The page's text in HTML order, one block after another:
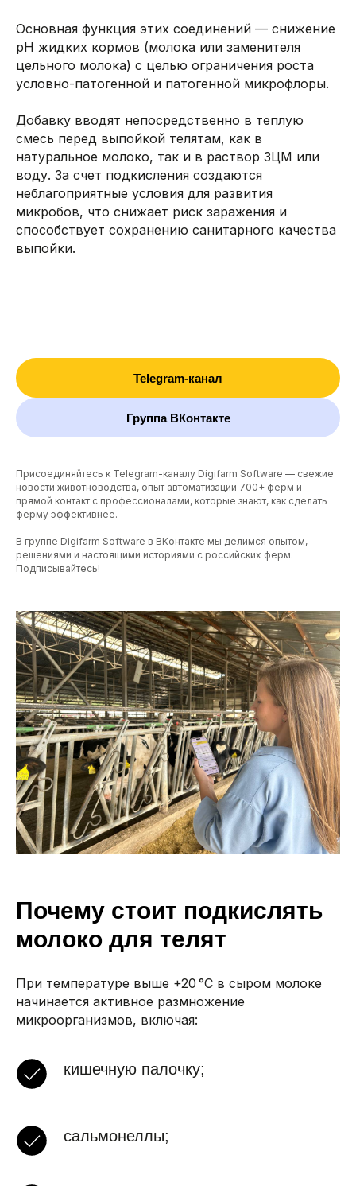
Основная функция этих соединений — снижение
pH жидких кормов (молока или заменителя
цельного молока) с целью ограничения роста
условно-патогенной и патогенной микрофлоры.
Добавку вводят непосредственно в теплую
смесь перед выпойкой телятам, как в
натуральное молоко, так и в раствор ЗЦМ или
воду. За счет подкисления создаются
неблагоприятные условия для развития
микробов, что снижает риск заражения и
способствует сохранению санитарного качества
выпойки.
Telegram-канал
Группа ВКонтакте
Присоединяйтесь к Telegram-каналу Digifarm Software — свежие
новости животноводства, опыт автоматизации 700+ ферм и
прямой контакт с профессионалами, которые знают, как сделать
ферму эффективнее.
В группе Digifarm Software в ВКонтакте мы делимся опытом,
решениями и настоящими историями с российских ферм.
Подписывайтесь!
Почему стоит подкислять
молоко для телят
При температуре выше +20 °C в сыром молоке
начинается активное размножение
микроорганизмов, включая:
кишечную палочку;
сальмонеллы;